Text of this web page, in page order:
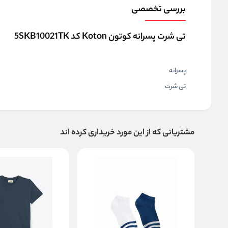
بررسی تخصصی
تی شرت پسرانه کوتون Koton کد 5SKB10021TK
پسرانه
تی شرت
مشتریانی که از این مورد خریداری کرده اند